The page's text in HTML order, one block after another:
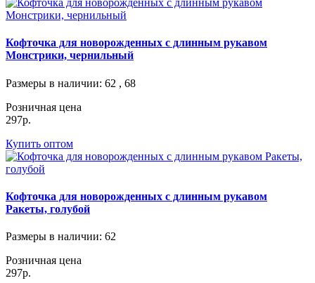
Кофточка для новорожденных с длинным рукавом
Монстрики, чернильный
Размеры в наличии: 62 , 68
Розничная цена
297р.
Купить оптом
Кофточка для новорожденных с длинным рукавом
Ракеты, голубой
Размеры в наличии: 62
Розничная цена
297р.